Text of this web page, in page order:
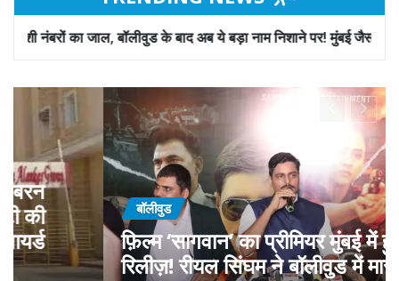
के बाद अब ये बड़ा नाम निशाने पर! मुंबई जैसा ‘फिरौती खेल’ अब दिल्ली-
बॉलीवुड
गोवा मुख्यमंत्री डॉ. प्रमोद सावंत का
को बड़ा समर्थन; पोस्टर विमोचन कर
फिल्म गोदान की टीम का बढ़ाया मान!